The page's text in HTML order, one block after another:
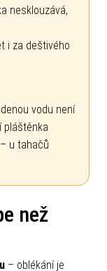
nesklouzává,
i za deštivého
vodu není
pláštěnka
– u tahačů
než
– oblékání je